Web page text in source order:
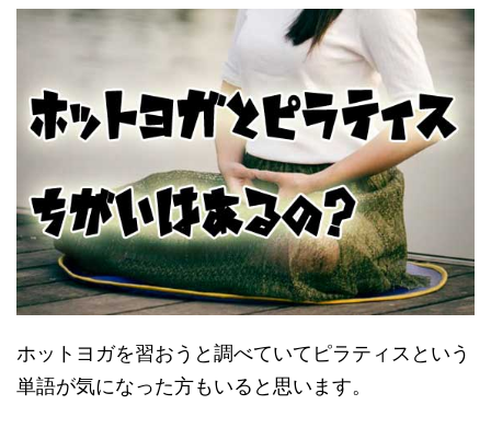
ホットヨガを習おうと調べていてピラティスという
単語が気になった方もいると思います。